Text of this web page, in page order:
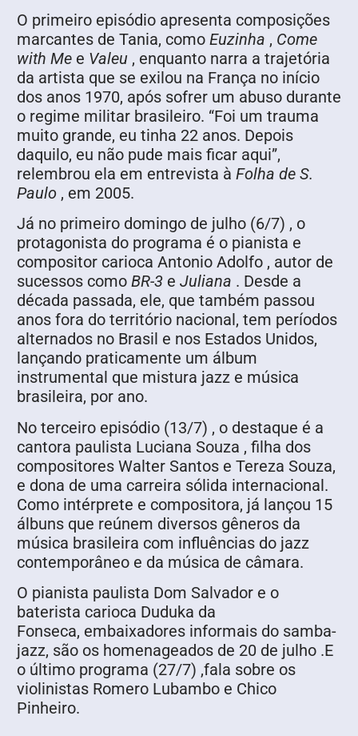
O primeiro episódio apresenta composições
marcantes de Tania, como Euzinha , Come
with Me e Valeu , enquanto narra a trajetória
da artista que se exilou na França no início
dos anos 1970, após sofrer um abuso durante
o regime militar brasileiro. “Foi um trauma
muito grande, eu tinha 22 anos. Depois
daquilo, eu não pude mais ficar aqui”,
relembrou ela em entrevista à Folha de S.
Paulo , em 2005.
Já no primeiro domingo de julho (6/7) , o
protagonista do programa é o pianista e
compositor carioca Antonio Adolfo , autor de
sucessos como BR-3 e Juliana . Desde a
década passada, ele, que também passou
anos fora do território nacional, tem períodos
alternados no Brasil e nos Estados Unidos,
lançando praticamente um álbum
instrumental que mistura jazz e música
brasileira, por ano.
No terceiro episódio (13/7) , o destaque é a
cantora paulista Luciana Souza , filha dos
compositores Walter Santos e Tereza Souza,
e dona de uma carreira sólida internacional.
Como intérprete e compositora, já lançou 15
álbuns que reúnem diversos gêneros da
música brasileira com influências do jazz
contemporâneo e da música de câmara.
O pianista paulista Dom Salvador e o
baterista carioca Duduka da
Fonseca, embaixadores informais do samba-
jazz, são os homenageados de 20 de julho .E
o último programa (27/7) ,fala sobre os
violinistas Romero Lubambo e Chico
Pinheiro.